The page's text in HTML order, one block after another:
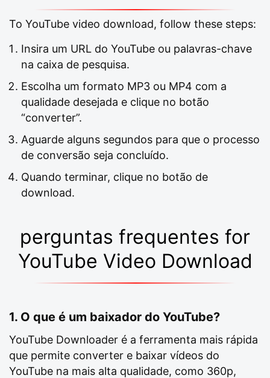
To YouTube video download, follow these steps:
Insira um URL do YouTube ou palavras-chave
na caixa de pesquisa.
Escolha um formato MP3 ou MP4 com a
qualidade desejada e clique no botão
“converter”.
Aguarde alguns segundos para que o processo
de conversão seja concluído.
Quando terminar, clique no botão de
download.
perguntas frequentes for
YouTube Video Download
1. O que é um baixador do YouTube?
YouTube Downloader é a ferramenta mais rápida
que permite converter e baixar vídeos do
YouTube na mais alta qualidade, como 360p,